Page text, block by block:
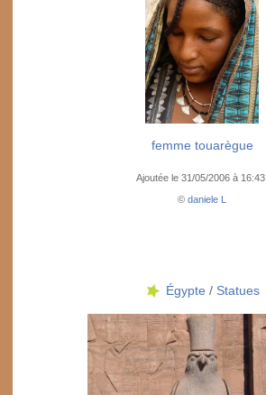
femme touarègue
Ajoutée le 31/05/2006 à 16:43
© daniele L
Égypte / Statues